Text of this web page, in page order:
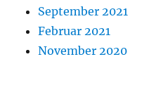
September 2021
Februar 2021
November 2020